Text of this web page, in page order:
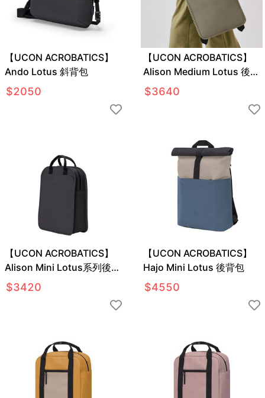
【UCON ACROBATICS】
Ando Lotus 斜背包
$2050
【UCON ACROBATICS】
Alison Medium Lotus 後背
包-灰色
$3640
【UCON ACROBATICS】
Alison Mini Lotus系列後背
包
$3420
【UCON ACROBATICS】
Hajo Mini Lotus 後背包
$4550